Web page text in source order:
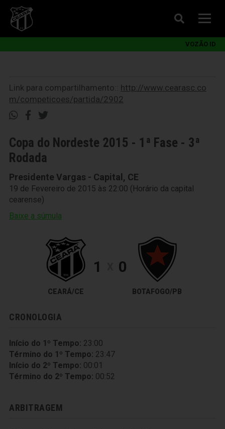
VOZÃO ID
Link para compartilhamento:: http://www.cearasc.co
m/competicoes/partida/2902
Copa do Nordeste 2015 - 1ª Fase - 3ª
Rodada
Presidente Vargas - Capital, CE
19 de Fevereiro de 2015 às 22:00 (Horário da capital
cearense)
Baixe a súmula
CEARÁ/CE
1 0
BOTAFOGO/PB
CRONOLOGIA
Início do 1º Tempo: 23:00
Término do 1º Tempo: 23:47
Início do 2º Tempo: 00:01
Término do 2º Tempo: 00:52
ARBITRAGEM